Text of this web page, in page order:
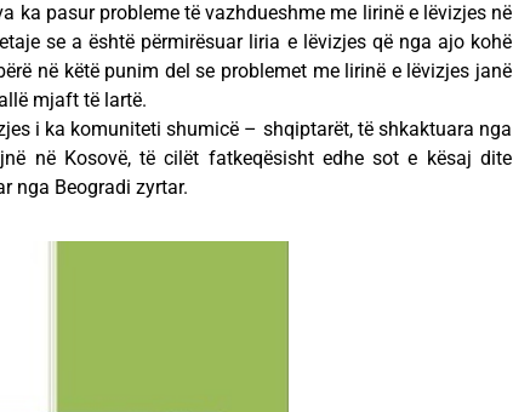
ka pasur probleme të vazhdueshme me lirinë e lëvizjes në
se a është përmirësuar liria e lëvizjes që nga ajo kohë
në këtë punim del se problemet me lirinë e lëvizjes janë
mjaft të lartë.
i ka komuniteti shumicë – shqiptarët, të shkaktuara nga
në Kosovë, të cilët fatkeqësisht edhe sot e kësaj dite
nga Beogradi zyrtar.